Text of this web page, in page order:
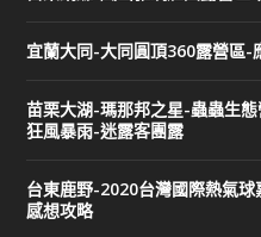
宜蘭大同-大同圓頂360露營區-
苗栗大湖-瑪那邦之星-蟲蟲生
狂風暴雨-迷露客團露
台東鹿野-2020台灣國際熱氣
感想攻略